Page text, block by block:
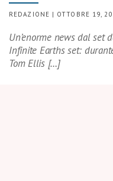
REDAZIONE | OTTOBRE 19,
Un’enorme news dal set
Infinite Earths set:
Tom Ellis […]